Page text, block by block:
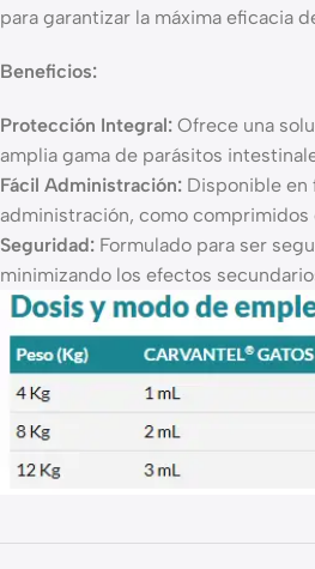
para garantizar la máxima eficacia
Beneficios:
Protección Integral: Ofrece una
amplia gama de parásitos
Fácil Administración: Disponible en
administración, como comprimidos
Seguridad: Formulado para ser
minimizando los efectos